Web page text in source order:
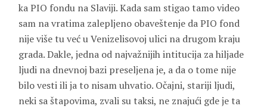
ka PIO fondu na Slaviji. Kada sam stigao tamo video
sam na vratima zalepljeno obaveštenje da PIO fond
nije više tu već u Venizelisovoj ulici na drugom kraju
grada. Dakle, jedna od najvažnijih intitucija za hiljade
ljudi na dnevnoj bazi preseljena je, a da o tome nije
bilo vesti ili ja to nisam uhvatio. Očajni, stariji ljudi,
neki sa štapovima, zvali su taksi, ne znajući gde je ta